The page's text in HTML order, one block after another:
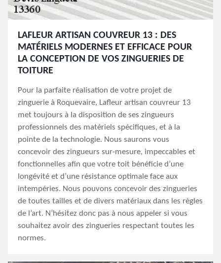
LAFLEUR ARTISAN COUVREUR 13 : DES
MATÉRIELS MODERNES ET EFFICACE POUR
LA CONCEPTION DE VOS ZINGUERIES DE
TOITURE
Pour la parfaite réalisation de votre projet de
zinguerie à Roquevaire, Lafleur artisan couvreur 13
met toujours à la disposition de ses zingueurs
professionnels des matériels spécifiques, et à la
pointe de la technologie. Nous saurons vous
concevoir des zingueurs sur-mesure, impeccables et
fonctionnelles afin que votre toit bénéficie d’une
longévité et d’une résistance optimale face aux
intempéries. Nous pouvons concevoir des zingueries
de toutes tailles et de divers matériaux dans les règles
de l’art. N’hésitez donc pas à nous appeler si vous
souhaitez avoir des zingueries respectant toutes les
normes.